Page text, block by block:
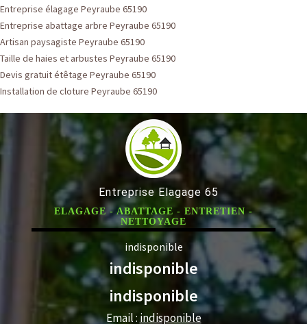
Entreprise élagage Peyraube 65190
Entreprise abattage arbre Peyraube 65190
Artisan paysagiste Peyraube 65190
Taille de haies et arbustes Peyraube 65190
Devis gratuit étêtage Peyraube 65190
Installation de cloture Peyraube 65190
Entreprise Elagage 65
ELAGAGE - ABATTAGE - ENTRETIEN -
NETTOYAGE
indisponible
indisponible
indisponible
Email : indisponible